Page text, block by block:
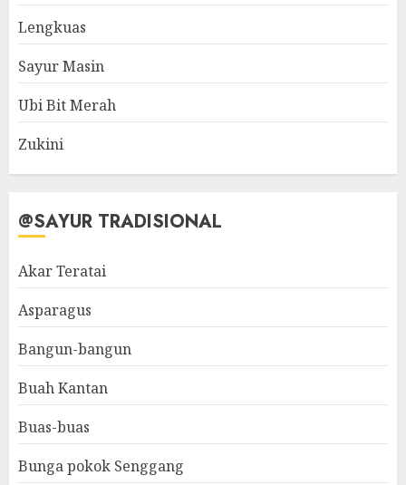
Lengkuas
Sayur Masin
Ubi Bit Merah
Zukini
@SAYUR TRADISIONAL
Akar Teratai
Asparagus
Bangun-bangun
Buah Kantan
Buas-buas
Bunga pokok Senggang